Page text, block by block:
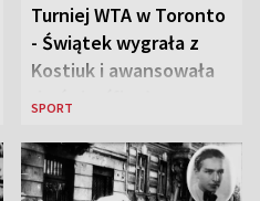
Turniej WTA w Toronto
- Świątek wygrała z
Kostiuk i awansowała
do ćwierćfinału
SPORT